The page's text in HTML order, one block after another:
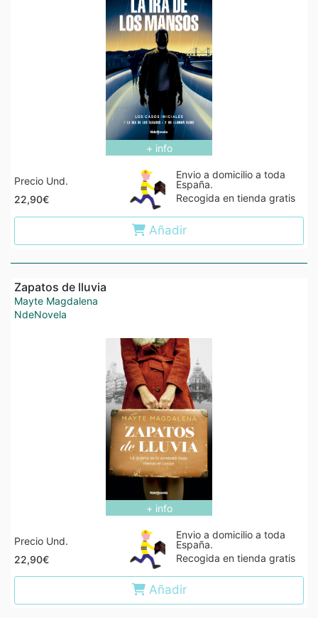
+ info
Precio Und.
22,90€
Envio a domicilio a toda
España.
Recogida en tienda gratis
Añadir
Zapatos de lluvia
Mayte Magdalena
NdeNovela
+ info
Precio Und.
22,90€
Envio a domicilio a toda
España.
Recogida en tienda gratis
Añadir